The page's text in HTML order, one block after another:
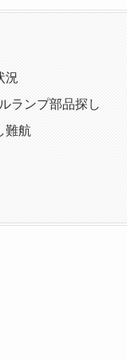
況
ランプ部品探し
難航